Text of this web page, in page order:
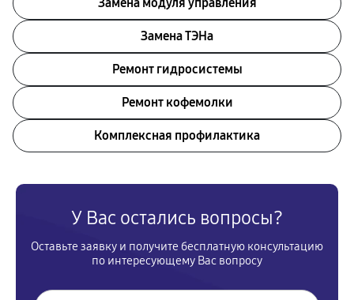
Замена ТЭНа
Ремонт гидросистемы
Ремонт кофемолки
Комплексная профилактика
У Вас остались вопросы?
Оставьте заявку и получите бесплатную консультацию
по интересующему Вас вопросу